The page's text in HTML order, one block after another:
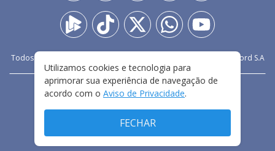
Todos os direitos reservados - 2009- - Rádio e Televisão Record S.A
CARREIRA FALE CONOSCO
PRIVACIDADE
Utilizamos cookies e tecnologia para
aprimorar sua experiência de navegação de
acordo com o Aviso de Privacidade.
FECHAR